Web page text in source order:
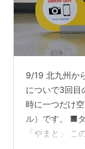
9/19 北九州か
についで3回目
時に一つだけ
ル）です。 ■
「やまと」 こ